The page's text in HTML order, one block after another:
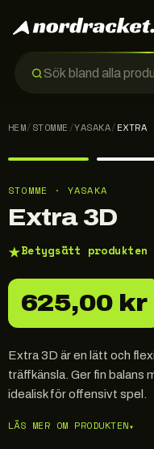
HEM/STOMME /YASAKA/EXTRA
STOMME · YASAKA
Extra 3D
★Betygsätt produkten
625,00 kr
Extra 3D är en lätt och
träffkänsla. Ger fin balans
idealisk för offensivt spel.
LÄS MER OM PRODUKTEN▾